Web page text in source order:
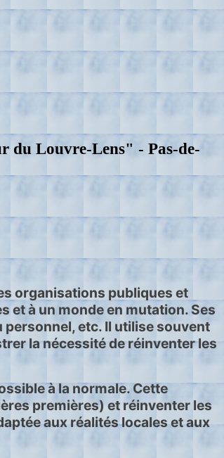
du Louvre-Lens" - Pas-de-
organisations publiques et
et à un monde en mutation. Ses
etc. Il utilise souvent
la nécessité de réinventer les
à la normale. Cette
premières) et réinventer les
aux réalités locales et aux